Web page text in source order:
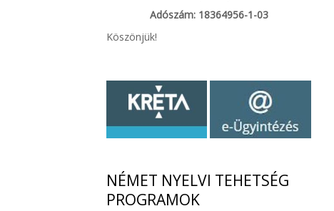
Adószám: 18364956-1-03
Köszönjük!
NÉMET NYELVI TEHETSÉG
PROGRAMOK